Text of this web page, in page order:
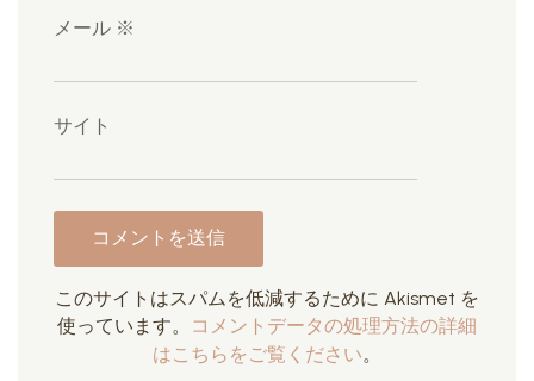
メール ※
サイト
このサイトはスパムを低減するために Akismet を
使っています。
コメントデータの処理方法の詳細
はこちらをご覧ください。